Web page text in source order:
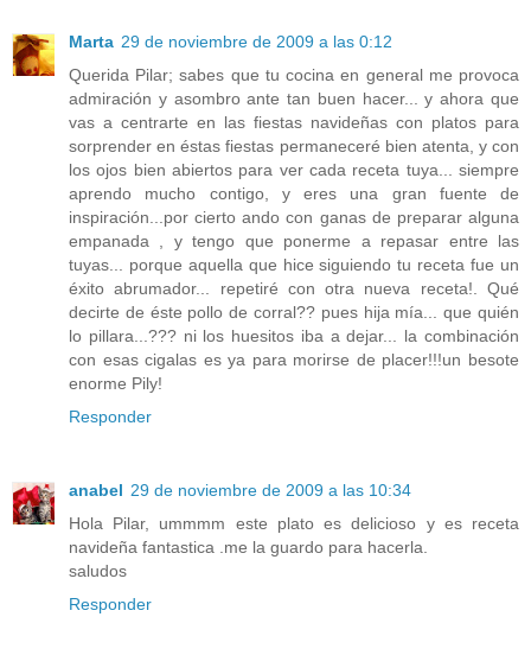
Marta 29 de noviembre de 2009 a las 0:12
Querida Pilar; sabes que tu cocina en general me provoca
admiración y asombro ante tan buen hacer... y ahora que
vas a centrarte en las fiestas navideñas con platos para
sorprender en éstas fiestas permaneceré bien atenta, y con
los ojos bien abiertos para ver cada receta tuya... siempre
aprendo mucho contigo, y eres una gran fuente de
inspiración...por cierto ando con ganas de preparar alguna
empanada , y tengo que ponerme a repasar entre las
tuyas... porque aquella que hice siguiendo tu receta fue un
éxito abrumador... repetiré con otra nueva receta!. Qué
decirte de éste pollo de corral?? pues hija mía... que quién
lo pillara...??? ni los huesitos iba a dejar... la combinación
con esas cigalas es ya para morirse de placer!!!un besote
enorme Pily!
Responder
anabel 29 de noviembre de 2009 a las 10:34
Hola Pilar, ummmm este plato es delicioso y es receta
navideña fantastica .me la guardo para hacerla.
saludos
Responder